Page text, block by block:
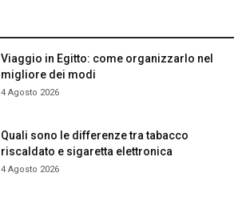
Viaggio in Egitto: come organizzarlo nel
migliore dei modi
4 Agosto 2026
Quali sono le differenze tra tabacco
riscaldato e sigaretta elettronica
4 Agosto 2026